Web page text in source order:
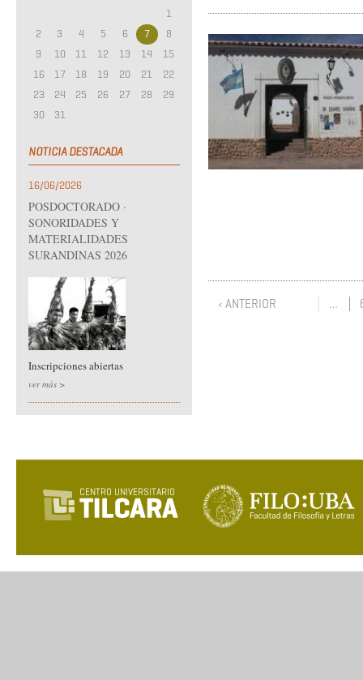
1
2
3 4 5 6 7
8
9
10 11 12 13 14
15
16
17 18 19 20 21
22
23
24 25 26 27 28
29
30
31
NOTICIA DESTACADA
16/06/2026
POSDOCTORADO ·
SONORIDADES Y
MATERIALIDADES
SURANDINAS 2026
Inscripciones abiertas
ver más >
‹ ANTERIOR …